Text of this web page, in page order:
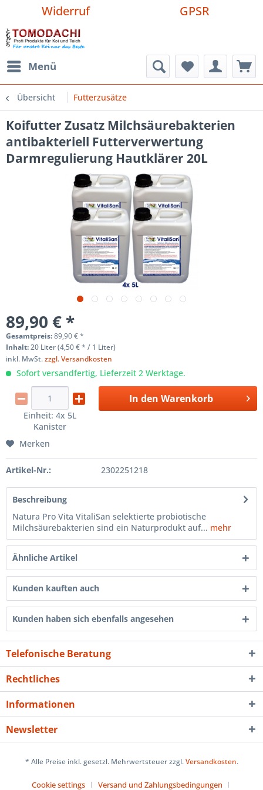
Widerruf GPSR
Menü
Übersicht Futterzusätze
Koifutter Zusatz Milchsäurebakterien
antibakteriell Futterverwertung
Darmregulierung Hautklärer 20L
89,90 € *
Gesamtpreis:89,90€*
Inhalt:20 Liter (4,50 € * / 1 Liter)
inkl. MwSt.zzgl. Versandkosten
Sofort versandfertig, Lieferzeit 2 Werktage.
Einheit: 4x 5L
Kanister
In den Warenkorb
Merken
Artikel-Nr.: 2302251218
Beschreibung
Natura Pro Vita VitaliSan selektierte probiotische
Milchsäurebakterien sind ein Naturprodukt auf... mehr
Ähnliche Artikel
Kunden kauften auch
Kunden haben sich ebenfalls angesehen
Telefonische Beratung
Rechtliches
Informationen
Newsletter
* Alle Preise inkl. gesetzl. Mehrwertsteuer zzgl.Versandkosten.
Cookie settings Versand und Zahlungsbedingungen